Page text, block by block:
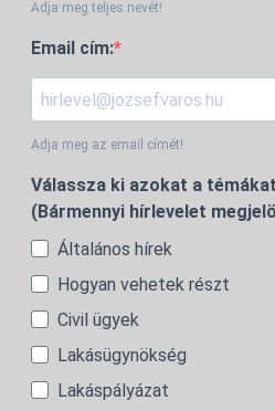
Adja meg teljes nevét!
Email cím:
Adja meg az email címét!
Válassza ki azokat a
(Bármennyi hírlevelet
Általános hírek
Hogyan vehetek részt
Civil ügyek
Lakásügynökség
Lakáspályázat